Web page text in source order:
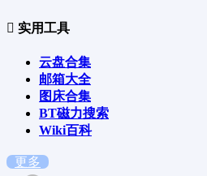
实用工具
云盘合集
邮箱大全
图床合集
BT磁力搜索
Wiki百科
更多